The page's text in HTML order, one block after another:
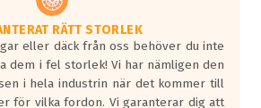
h brukar
överträffa
kommer det finnas
med vågar. Hög
RÄTT STORLEK
eller däck från oss behöver du inte
dem i fel storlek! Vi har nämligen den
i hela industrin när det kommer till
för vilka fordon. Vi garanterar dig att